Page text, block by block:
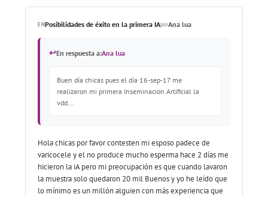
ENPosibilidades de éxito en la primera IAporAna lua
↩En respuesta a:Ana lua
Buen día chicas pues el día 16-sep-17 me
realizaron mi primera Inseminacion Artificial la
vdd...
Hola chicas por favor contesten mi esposo padece de
varicocele y el no produce mucho esperma hace 2 días me
hicieron la iA pero mi preocupación es que cuando lavaron
la muestra solo quedaron 20 mil Buenos y yo he leído que
lo mínimo es un millón alguien con más experiencia que